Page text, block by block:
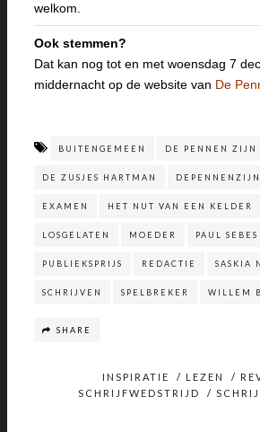
welkom.
Ook stemmen?
Dat kan nog tot en met woensdag 7
middernacht op de website van De
BUITENGEMEEN DE PENNEN ZIJN
DE ZUSJES HARTMAN
EXAMEN HET NUT VAN EEN KELDER
LOSGELATEN MOEDER PAUL SEBES
PUBLIEKSPRIJS REDACTIE SASKIA
SCHRIJVEN SPELBREKER WILLEM
SHARE
INSPIRATIE / LEZEN /
SCHRIJFWEDSTRIJD
/